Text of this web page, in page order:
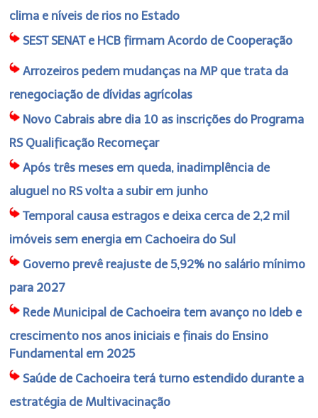
clima e níveis de rios no Estado
SEST SENAT e HCB firmam Acordo de Cooperação
Arrozeiros pedem mudanças na MP que trata da
renegociação de dívidas agrícolas
Novo Cabrais abre dia 10 as inscrições do Programa
RS Qualificação Recomeçar
Após três meses em queda, inadimplência de
aluguel no RS volta a subir em junho
Temporal causa estragos e deixa cerca de 2,2 mil
imóveis sem energia em Cachoeira do Sul
Governo prevê reajuste de 5,92% no salário mínimo
para 2027
Rede Municipal de Cachoeira tem avanço no Ideb e
crescimento nos anos iniciais e finais do Ensino
Fundamental em 2025
Saúde de Cachoeira terá turno estendido durante a
estratégia de Multivacinação